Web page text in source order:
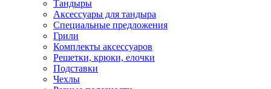
Тандыры
Аксессуары для тандыра
Специальные предложения
Грили
Комплекты аксессуаров
Решетки, крюки, елочки
Подставки
Чехлы